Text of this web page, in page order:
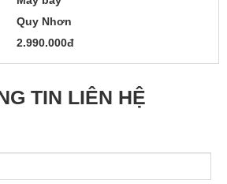
Quy Nhơn
2.990.000đ
TIN LIÊN HỆ